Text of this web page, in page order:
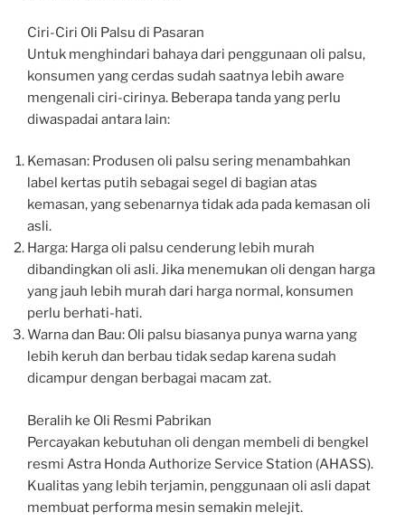
Ciri-Ciri Oli Palsu di Pasaran
Untuk menghindari bahaya dari penggunaan oli palsu,
konsumen yang cerdas sudah saatnya lebih aware
mengenali ciri-cirinya. Beberapa tanda yang perlu
diwaspadai antara lain:
Kemasan: Produsen oli palsu sering menambahkan
label kertas putih sebagai segel di bagian atas
kemasan, yang sebenarnya tidak ada pada kemasan oli
asli.
Harga: Harga oli palsu cenderung lebih murah
dibandingkan oli asli. Jika menemukan oli dengan harga
yang jauh lebih murah dari harga normal, konsumen
perlu berhati-hati.
Warna dan Bau: Oli palsu biasanya punya warna yang
lebih keruh dan berbau tidak sedap karena sudah
dicampur dengan berbagai macam zat.
Beralih ke Oli Resmi Pabrikan
Percayakan kebutuhan oli dengan membeli di bengkel
resmi Astra Honda Authorize Service Station (AHASS).
Kualitas yang lebih terjamin, penggunaan oli asli dapat
membuat performa mesin semakin melejit.